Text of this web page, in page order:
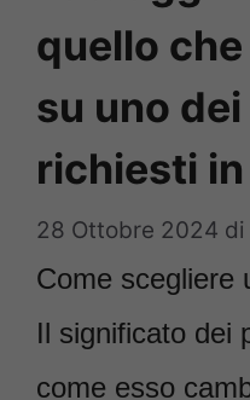
quello
su uno
richiesti
28 Ottobre 2024 di
Come scegliere
Il significato dei
come esso